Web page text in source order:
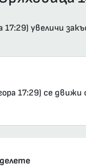
увеличи
17:29) се движи